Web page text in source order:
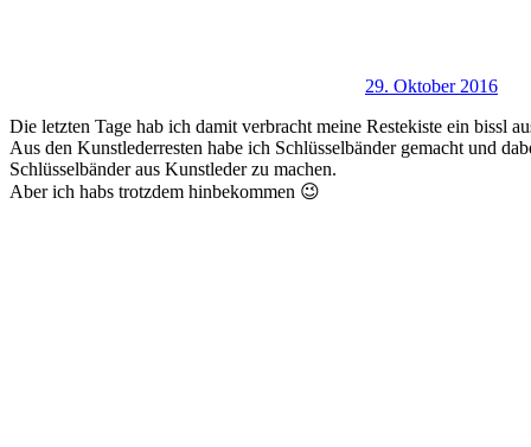
29. Oktober 2016
Die letzten Tage hab ich damit verbracht meine Restekiste ein bissl
Aus den Kunstlederresten habe ich Schlüsselbänder gemacht und
Schlüsselbänder aus Kunstleder zu machen.
Aber ich habs trotzdem hinbekommen 😉